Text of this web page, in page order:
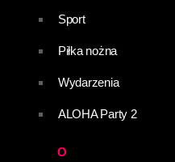
Sport
Piłka nożna
Wydarzenia
ALOHA Party 2
O